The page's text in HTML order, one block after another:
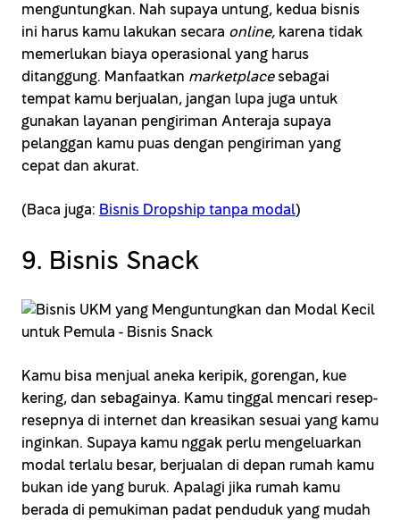
menguntungkan. Nah supaya untung, kedua bisnis
ini harus kamu lakukan secara online, karena tidak
memerlukan biaya operasional yang harus
ditanggung. Manfaatkan marketplacesebagai
tempat kamu berjualan, jangan lupa juga untuk
gunakan layanan pengiriman Anteraja supaya
pelanggan kamu puas dengan pengiriman yang
cepat dan akurat.
(Baca juga: Bisnis Dropship tanpa modal)
9. Bisnis Snack
Kamu bisa menjual aneka keripik, gorengan, kue
kering, dan sebagainya. Kamu tinggal mencari resep-
resepnya di internet dan kreasikan sesuai yang kamu
inginkan. Supaya kamu nggak perlu mengeluarkan
modal terlalu besar, berjualan di depan rumah kamu
bukan ide yang buruk. Apalagi jika rumah kamu
berada di pemukiman padat penduduk yang mudah